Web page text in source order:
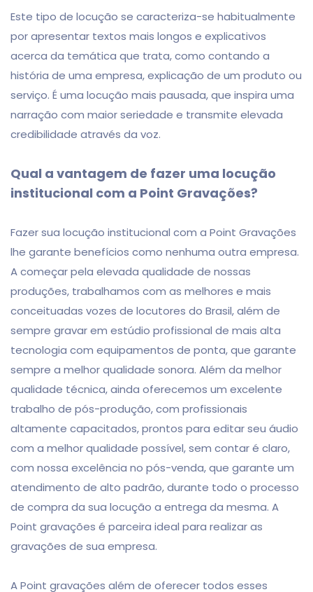
Este tipo de locução se caracteriza-se habitualmente
por apresentar textos mais longos e explicativos
acerca da temática que trata, como contando a
história de uma empresa, explicação de um produto ou
serviço. É uma locução mais pausada, que inspira uma
narração com maior seriedade e transmite elevada
credibilidade através da voz.
Qual a vantagem de fazer uma locução
institucional com a Point Gravações?
Fazer sua locução institucional com a Point Gravações
lhe garante benefícios como nenhuma outra empresa.
A começar pela elevada qualidade de nossas
produções, trabalhamos com as melhores e mais
conceituadas vozes de locutores do Brasil, além de
sempre gravar em estúdio profissional de mais alta
tecnologia com equipamentos de ponta, que garante
sempre a melhor qualidade sonora. Além da melhor
qualidade técnica, ainda oferecemos um excelente
trabalho de pós-produção, com profissionais
altamente capacitados, prontos para editar seu áudio
com a melhor qualidade possível, sem contar é claro,
com nossa excelência no pós-venda, que garante um
atendimento de alto padrão, durante todo o processo
de compra da sua locução a entrega da mesma. A
Point gravações é parceira ideal para realizar as
gravações de sua empresa.
A Point gravações além de oferecer todos esses